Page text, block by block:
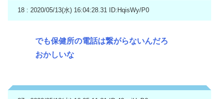
18 : 2020/05/13(水) 16:04:28.31 ID:HqisWy/P0
でも保健所の電話は繋がらないんだろ
おかしいな